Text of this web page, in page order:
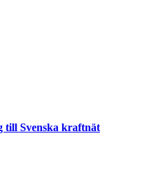
till Svenska kraftnät